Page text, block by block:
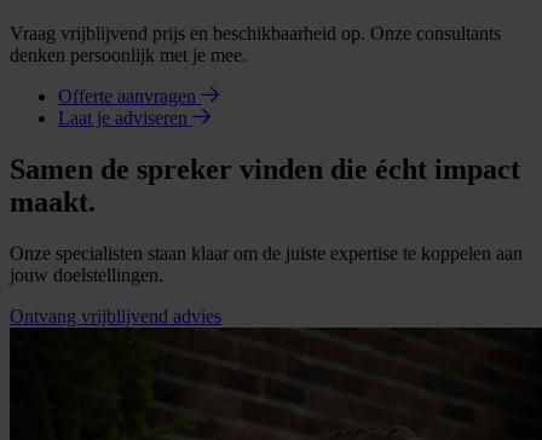
Vraag vrijblijvend prijs en beschikbaarheid op. Onze consultants
denken persoonlijk met je mee.
Offerte aanvragen
Laat je adviseren
Samen de spreker vinden die écht impact
maakt.
Onze specialisten staan klaar om de juiste expertise te koppelen aan
jouw doelstellingen.
Ontvang vrijblijvend advies